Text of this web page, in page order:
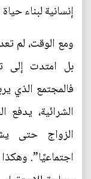
إنسانية لبناء
ومع الوقت، لم
بل امتدت إلى
فالمجتمع الذي
الشرائية،
الزواج حتى
اجتماعيًا”.